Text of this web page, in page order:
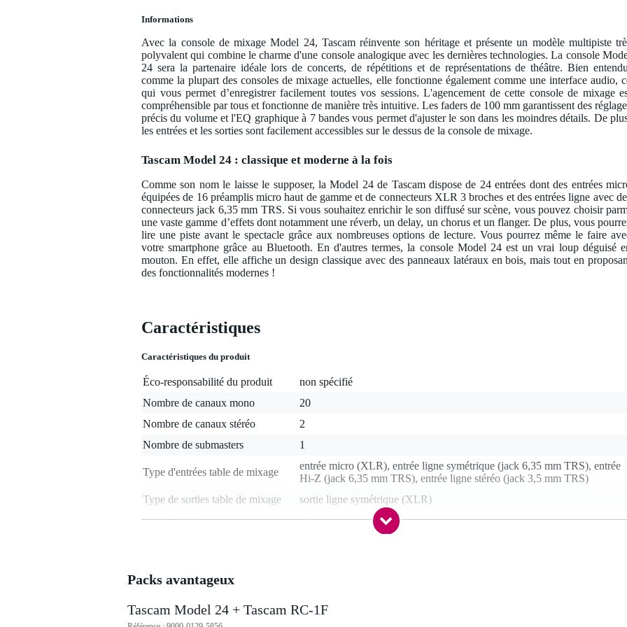
Informations
Avec la console de mixage Model 24, Tascam réinvente son héritage et présente un modèle multipiste
polyvalent qui combine le charme d'une console analogique avec les dernières technologies. La console
24 sera la partenaire idéale lors de concerts, de répétitions et de représentations de théâtre. Bien
comme la plupart des consoles de mixage actuelles, elle fonctionne également comme une interface audio,
qui vous permet d’enregistrer facilement toutes vos sessions. L'agencement de cette console de mixage
compréhensible par tous et fonctionne de manière très intuitive. Les faders de 100 mm garantissent des
précis du volume et l'EQ graphique à 7 bandes vous permet d'ajuster le son dans les moindres détails. De
les entrées et les sorties sont facilement accessibles sur le dessus de la console de mixage.
Tascam Model 24 : classique et moderne à la fois
Comme son nom le laisse le supposer, la Model 24 de Tascam dispose de 24 entrées dont des entrées
équipées de 16 préamplis micro haut de gamme et de connecteurs XLR 3 broches et des entrées ligne avec
connecteurs jack 6,35 mm TRS. Si vous souhaitez enrichir le son diffusé sur scène, vous pouvez choisir
une vaste gamme d’effets dont notamment une réverb, un delay, un chorus et un flanger. De plus, vous
lire une piste avant le spectacle grâce aux nombreuses options de lecture. Vous pourrez même le faire
votre smartphone grâce au Bluetooth. En d'autres termes, la console Model 24 est un vrai loup déguisé
mouton. En effet, elle affiche un design classique avec des panneaux latéraux en bois, mais tout en
des fonctionnalités modernes !
Caractéristiques
Caractéristiques du produit
Éco-responsabilité du produit
non spécifié
Nombre de canaux mono
20
Nombre de canaux stéréo
2
Nombre de submasters
1
Type d'entrées table de mixage
entrée micro (XLR), entrée ligne symétrique (jack 6,35 mm TRS), entrée
Hi-Z (jack 6,35 mm TRS), entrée ligne stéréo (jack 3,5 mm TRS)
Type de sorties table de mixage
sortie ligne symétrique (XLR)
Sortie casque
oui
Lecteur audio intégré
Interface audio intégrée
USB (multipiste)
Packs avantageux
Tascam Model 24 + Tascam RC-1F